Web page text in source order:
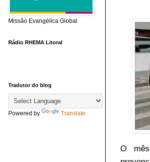
O
Missão Evangélica Global
Rádio RHEMA Litoral
Tradutor do blog
Powered by Translate